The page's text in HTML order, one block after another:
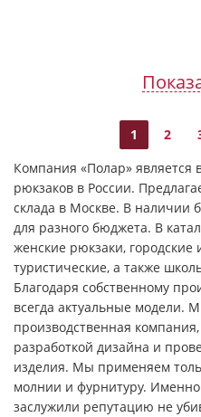
1 2
Компания «Полар»
рюкзаков в России.
склада в Москве. В наличии
для разного бюджета. В
женские рюкзаки,
туристические, а также
Благодаря собственному
всегда актуальные модели.
производственная
разработкой дизайна и
изделия. Мы применяем
молнии и фурнитуру.
заслужили репутацию не